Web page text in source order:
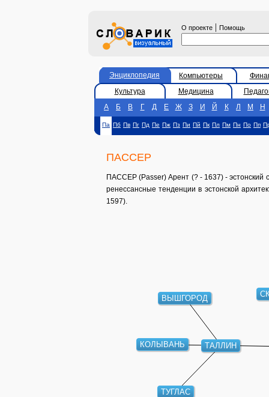
О проекте | Помощь
Энциклопедия Компьютеры
Культура
Медицина
А
Б В Г Д Е Ж З И Й К Л М Н
Па Пб Пв Пг Пд Пе Пж Пз Пи Пй Пк Пл Пм Пн По Пп
ПАССЕР
ПАССЕР (Passer) Арент (? - 1637) - эстонский
ренессансные тенденции в эстонской
1597).
ТАЛЛИН
ТУГЛАС
ВЫШГОРОД
КОЛЫВАНЬ